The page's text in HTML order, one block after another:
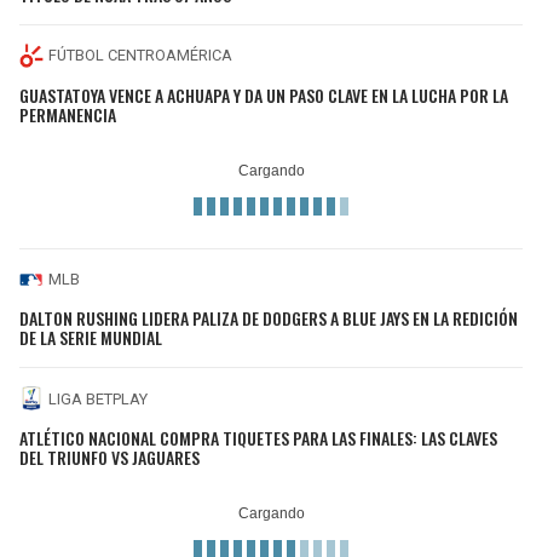
FÚTBOL CENTROAMÉRICA
GUASTATOYA VENCE A ACHUAPA Y DA UN PASO CLAVE EN LA LUCHA POR LA
PERMANENCIA
MLB
DALTON RUSHING LIDERA PALIZA DE DODGERS A BLUE JAYS EN LA REDICIÓN
DE LA SERIE MUNDIAL
LIGA BETPLAY
ATLÉTICO NACIONAL COMPRA TIQUETES PARA LAS FINALES: LAS CLAVES
DEL TRIUNFO VS JAGUARES